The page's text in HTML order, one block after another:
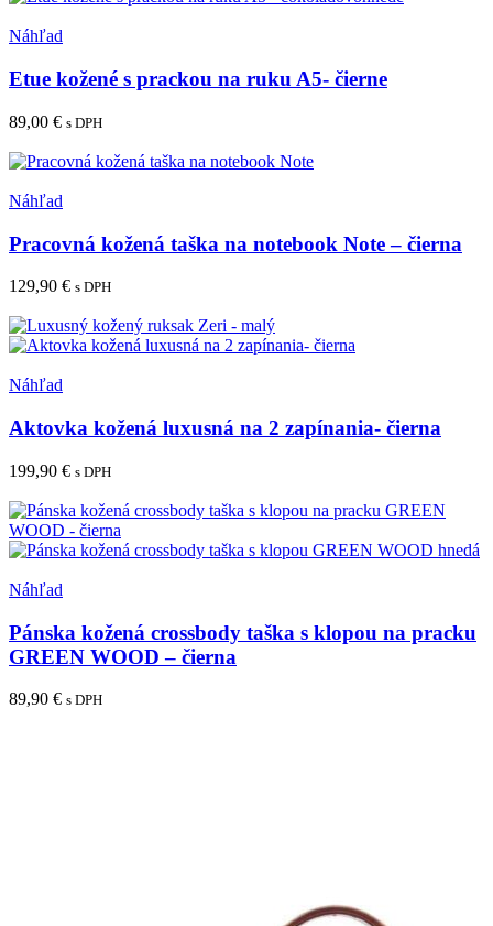
Náhľad
Etue kožené s prackou na ruku A5- čierne
89,00 € s DPH
Náhľad
Pracovná kožená taška na notebook Note – čierna
129,90 € s DPH
Náhľad
Aktovka kožená luxusná na 2 zapínania- čierna
199,90 € s DPH
Náhľad
Pánska kožená crossbody taška s klopou na pracku
GREEN WOOD – čierna
89,90 € s DPH